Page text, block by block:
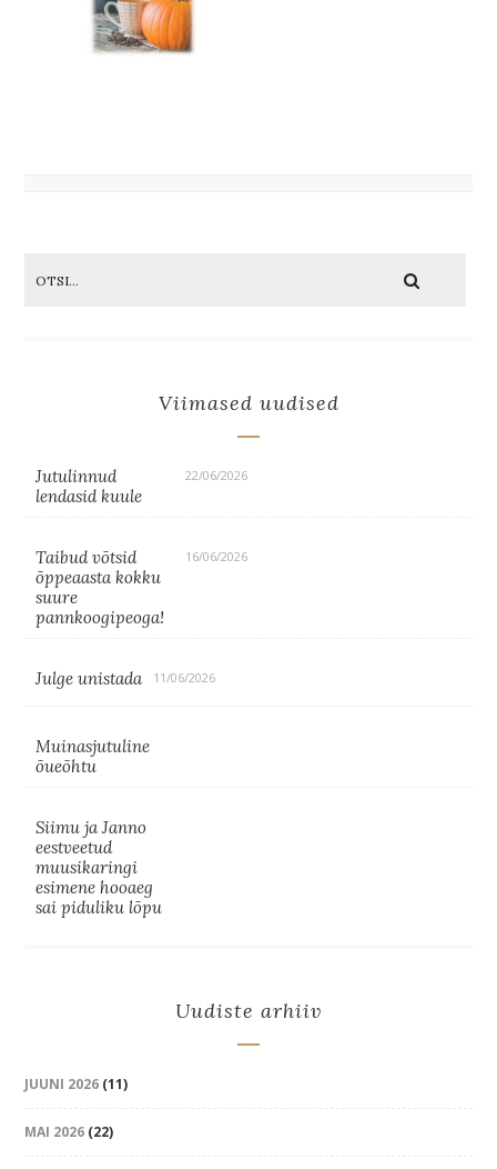
Viimased uudised
Jutulinnud
lendasid kuule
22/06/2026
Taibud võtsid
õppeaasta kokku
suure
pannkoogipeoga!
16/06/2026
Julge unistada 11/06/2026
Muinasjutuline
õueõhtu
Siimu ja Janno
eestveetud
muusikaringi
esimene hooaeg
sai piduliku lõpu
Uudiste arhiiv
JUUNI 2026 (11)
MAI 2026 (22)